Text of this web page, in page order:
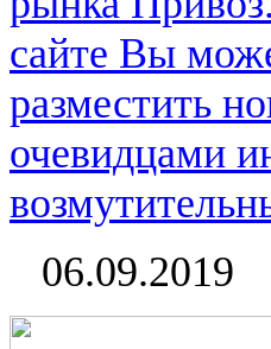
сайте Вы
разместить
очевидцами
06.09.2019